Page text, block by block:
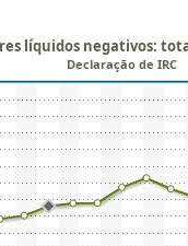
líquidos negativos:
Declaração de IRC